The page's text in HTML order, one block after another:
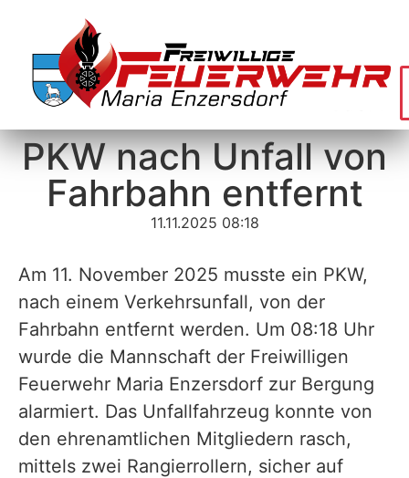
PKW nach Unfall von
Fahrbahn entfernt
11.11.2025 08:18
Am 11. November 2025 musste ein PKW,
nach einem Verkehrsunfall, von der
Fahrbahn entfernt werden. Um 08:18 Uhr
wurde die Mannschaft der Freiwilligen
Feuerwehr Maria Enzersdorf zur Bergung
alarmiert. Das Unfallfahrzeug konnte von
den ehrenamtlichen Mitgliedern rasch,
mittels zwei Rangierrollern, sicher auf